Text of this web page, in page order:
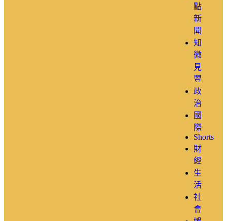
點
新
聞
知
微
見
豐
政
治
國
際
Shorts
財
經
生
活
社
會